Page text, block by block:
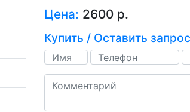
Цена: 2600 р.
Купить / Оставить запрос